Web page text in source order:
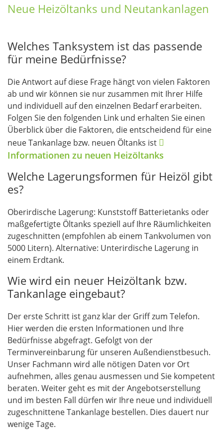
Neue Heizöltanks und Neutankanlagen
Welches Tanksystem ist das passende
für meine Bedürfnisse?
Die Antwort auf diese Frage hängt von vielen Faktoren
ab und wir können sie nur zusammen mit Ihrer Hilfe
und individuell auf den einzelnen Bedarf erarbeiten.
Folgen Sie den folgenden Link und erhalten Sie einen
Überblick über die Faktoren, die entscheidend für eine
neue Tankanlage bzw. neuen Öltanks ist
Informationen zu neuen Heizöltanks
Welche Lagerungsformen für Heizöl gibt
es?
Oberirdische Lagerung: Kunststoff Batterietanks oder
maßgefertigte Öltanks speziell auf Ihre Räumlichkeiten
zugeschnitten (empfohlen ab einem Tankvolumen von
5000 Litern). Alternative: Unterirdische Lagerung in
einem Erdtank.
Wie wird ein neuer Heizöltank bzw.
Tankanlage eingebaut?
Der erste Schritt ist ganz klar der Griff zum Telefon.
Hier werden die ersten Informationen und Ihre
Bedürfnisse abgefragt. Gefolgt von der
Terminvereinbarung für unseren Außendienstbesuch.
Unser Fachmann wird alle nötigen Daten vor Ort
aufnehmen, alles genau ausmessen und Sie kompetent
beraten. Weiter geht es mit der Angebotserstellung
und im besten Fall dürfen wir Ihre neue und individuell
zugeschnittene Tankanlage bestellen. Dies dauert nur
wenige Tage.